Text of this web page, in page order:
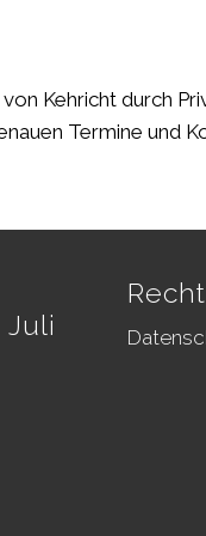
Kehricht durch
Termine und